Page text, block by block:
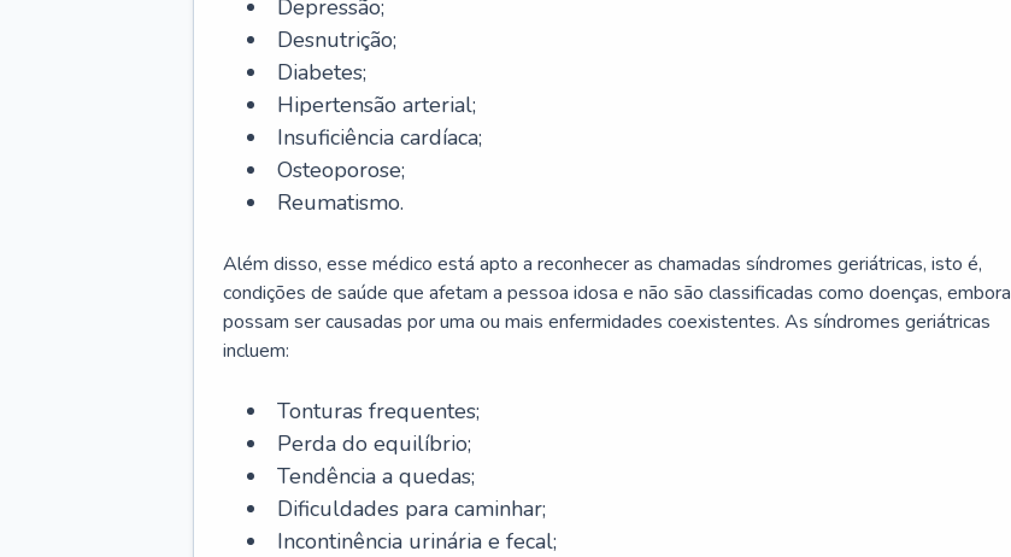
Depressão;
Desnutrição;
Diabetes;
Hipertensão arterial;
Insuficiência cardíaca;
Osteoporose;
Reumatismo.
Além disso, esse médico está apto a reconhecer as chamadas síndromes geriátricas, isto é,
condições de saúde que afetam a pessoa idosa e não são classificadas como doenças, embora
possam ser causadas por uma ou mais enfermidades coexistentes. As síndromes geriátricas
incluem:
Tonturas frequentes;
Perda do equilíbrio;
Tendência a quedas;
Dificuldades para caminhar;
Incontinência urinária e fecal;